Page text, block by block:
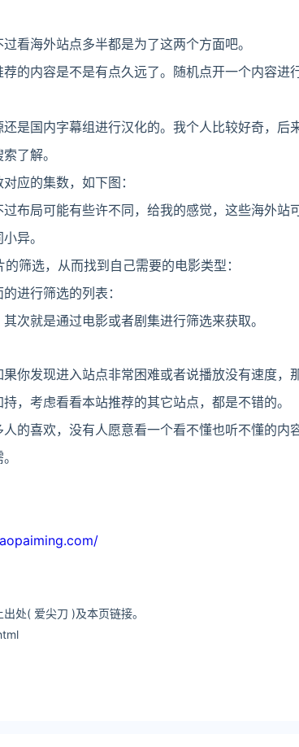
看海外站点多半都是为了这两个方面吧。
的内容是不是有点久远了。随机点开一个内容进
是国内字幕组进行汉化的。我个人比较好奇，后
了解。
应的集数，如下图：
布局可能有些许不同，给我的感觉，这些海外站
异。
筛选，从而找到自己需要的电影类型：
进行筛选的列表：
次就是通过电影或者剧集进行筛选来获取。
你发现进入站点非常困难或者说播放没有速度，
，考虑看看本站推荐的其它站点，都是不错的。
的喜欢，没有人愿意看一个看不懂也听不懂的内
处( 爱尖刀 )及本页链接。